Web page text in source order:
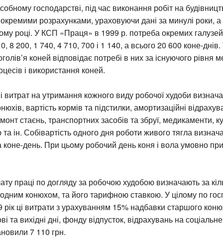
господарстві, під час виконання робіт на
розрахунками, ураховуючи дані за минулі роки,
році. У КСП «Праця» в 1999 р. потреба окремих
8 200, 1 740, 4 710, 700 і 1 140, а всього 20 600 коне-
коней відповідає потребі в них за існуючого рівня
і використання коней.
витрат на утримання кожного виду робочої худоби
вартість кормів та підстилки, амортизаційні
стаєнь, транспортних засобів та збруї, медикаменти,
та ін. Собівартість одного дня роботи живого тягла
коне-день. При цьому робочий день коня і вола умовно
праці по догляду за робочою худобою визначають за
одним конюхом, та його тарифною ставкою. У цілому по
ці витрати з урахуванням 15% надбавки старшого
та вихідні дні, фонду відпусток, відрахувань на
7 110 грн.